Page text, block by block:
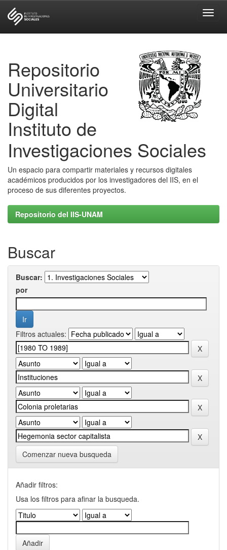
Repositorio
Universitario
Digital
Instituto de
Investigaciones Sociales
Un espacio para compartir materiales y recursos digitales
académicos producidos por los investigadores del IIS, en el
proceso de sus diferentes proyectos.
Repositorio del IIS-UNAM
Buscar
Buscar:
por
Filtros actuales:
Comenzar nueva busqueda
Añadir filtros:
Usa los filtros para afinar la busqueda.